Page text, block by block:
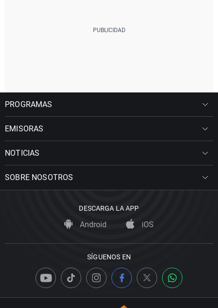
PROGRAMAS
EMISORAS
NOTICIAS
SOBRE NOSOTROS
DESCARGA LA APP
Android iOS
SÍGUENOS EN